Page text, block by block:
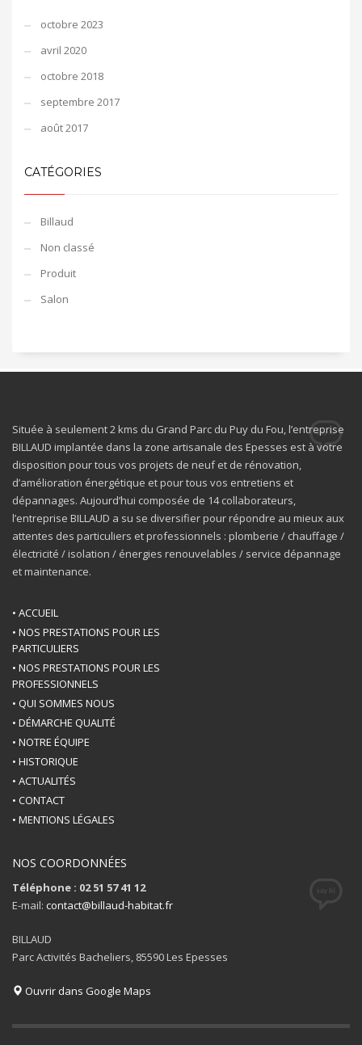
octobre 2023
avril 2020
octobre 2018
septembre 2017
août 2017
CATÉGORIES
Billaud
Non classé
Produit
Salon
Située à seulement 2 kms du Grand Parc du Puy du Fou, l’entreprise
BILLAUD implantée dans la zone artisanale des Epesses est à votre
disposition pour tous vos projets de neuf et de rénovation,
d’amélioration énergétique et pour tous vos entretiens et
dépannages. Aujourd’hui composée de 14 collaborateurs,
l’entreprise BILLAUD a su se diversifier pour répondre au mieux aux
attentes des particuliers et professionnels : plomberie / chauffage /
électricité / isolation / énergies renouvelables / service dépannage
et maintenance.
• ACCUEIL
• NOS PRESTATIONS POUR LES
PARTICULIERS
• NOS PRESTATIONS POUR LES
PROFESSIONNELS
• QUI SOMMES NOUS
• DÉMARCHE QUALITÉ
• NOTRE ÉQUIPE
• HISTORIQUE
• ACTUALITÉS
• CONTACT
• MENTIONS LÉGALES
NOS COORDONNÉES
Téléphone : 02 51 57 41 12
E-mail: contact@billaud-habitat.fr
BILLAUD
Parc Activités Bacheliers, 85590 Les Epesses
Ouvrir dans Google Maps